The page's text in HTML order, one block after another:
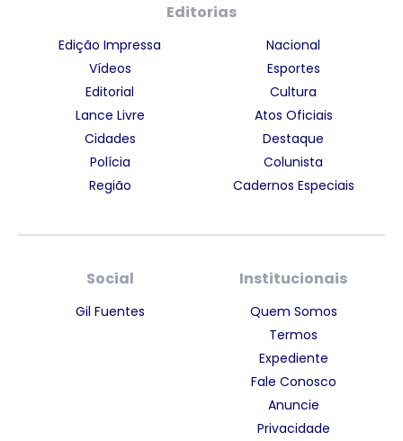
Editorias
Edição Impressa
Vídeos
Editorial
Lance Livre
Cidades
Polícia
Região
Nacional
Esportes
Cultura
Atos Oficiais
Destaque
Colunista
Cadernos Especiais
Social
Gil Fuentes
Institucionais
Quem Somos
Termos
Expediente
Fale Conosco
Anuncie
Privacidade